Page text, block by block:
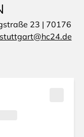
23 | 70176
stuttgart@hc24.de